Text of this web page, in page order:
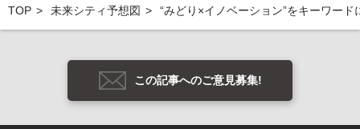
TOP 未来シティ予想図 “みどり×イノベーション”をキーワー
この記事へのご意見募集!